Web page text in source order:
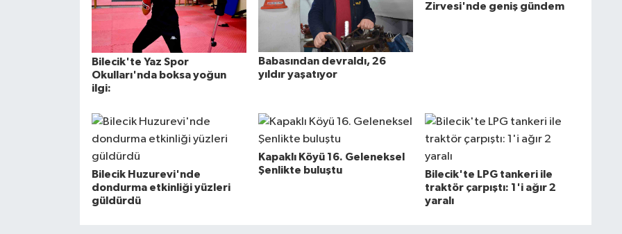
Bilecik'te Yaz Spor
Okulları'nda boksa yoğun
ilgi:
Babasından devraldı, 26
yıldır yaşatıyor
Zirvesi'nde geniş gündem
Bilecik Huzurevi'nde
dondurma etkinliği yüzleri
güldürdü
Kapaklı Köyü 16. Geleneksel
Şenlikte buluştu
Bilecik'te LPG tankeri ile
traktör çarpıştı: 1'i ağır 2
yaralı